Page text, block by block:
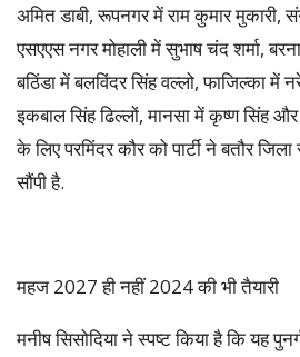
अमित डाबी, रूपनगर में राम कुमार मुकारी,
एसएएस नगर मोहाली में सुभाष चंद शर्मा,
बठिंडा में बलविंदर सिंह वल्लो, फाजिल्का में
इकबाल सिंह ढिल्लों, मानसा में कृष्ण सिंह
के लिए परमिंदर कौर को पार्टी ने बतौर
सौंपी है.
महज 2027 ही नहीं 2024 की भी तैयारी
मनीष सिसोदिया ने स्पष्ट किया है कि यह